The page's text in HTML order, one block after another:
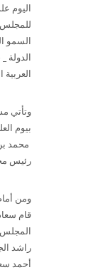
اليوم
للمجلس
السمو
الدولة
العربية
وتأتي
بيوم
محمد
رئيس
ومن
قام
المجلس
راشد
أحمد